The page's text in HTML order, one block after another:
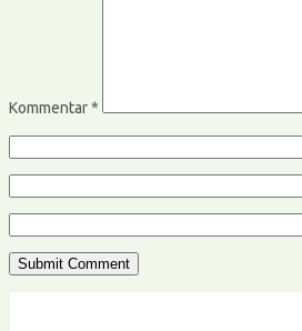
Kommentar*